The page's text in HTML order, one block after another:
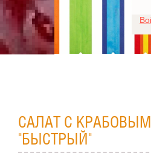
САЛАТ С
"БЫСТРЫЙ"
Для